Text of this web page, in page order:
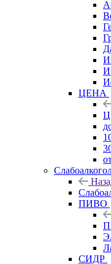
ЦЕНА
ПИВО
СИДР